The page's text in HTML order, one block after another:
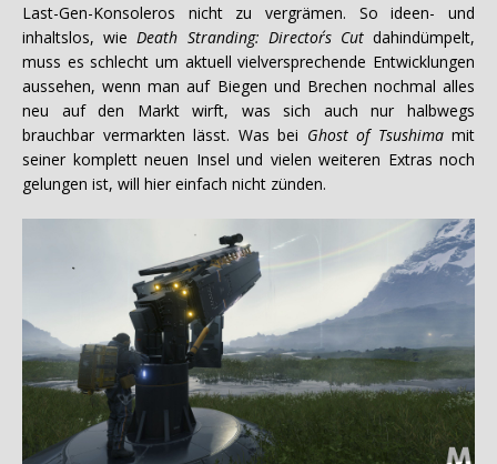
Last-Gen-Konsoleros nicht zu vergrämen. So ideen- und
inhaltslos, wie Death Stranding: Director´s Cutdahindümpelt,
muss es schlecht um aktuell vielversprechende Entwicklungen
aussehen, wenn man auf Biegen und Brechen nochmal alles
neu auf den Markt wirft, was sich auch nur halbwegs
brauchbar vermarkten lässt. Was bei Ghost of Tsushimamit
seiner komplett neuen Insel und vielen weiteren Extras noch
gelungen ist, will hier einfach nicht zünden.